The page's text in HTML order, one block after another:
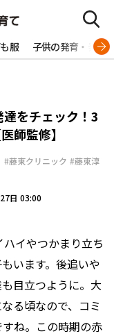
服 子供の発育・発達
をチェック！3
師監修】
#藤東クリニック #藤東淳
日 03:00
イやつかまり立ち
います。後追いや
目立つように。大
る頃なので、コミ
ね。この時期の赤